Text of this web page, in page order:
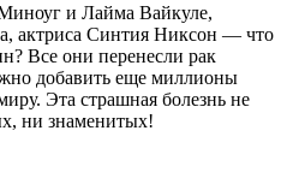
и Лайма Вайкуле,
актриса Синтия Никсон — что
Все они перенесли рак
добавить еще миллионы
Эта страшная болезнь не
ни знаменитых!